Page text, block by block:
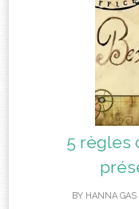
5 règles
BY HANNA GAS